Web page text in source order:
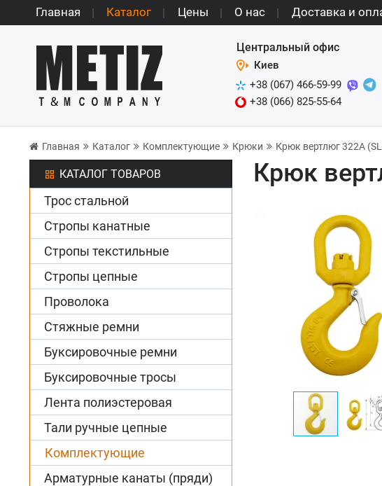
Главная Каталог Цены О нас Доставка и
Центральный офис
Киев
+38 (067) 466-59-99
+38 (066) 825-55-64
Главная Каталог Комплектующие Крюки Крюк вертлюг 322А
КАТАЛОГ ТОВАРОВ
Трос стальной
Стропы канатные
Стропы текстильные
Стропы цепные
Проволока
Стяжные ремни
Буксировочные ремни
Буксировочные тросы
Лента полиэстеровая
Тали ручные цепные
Комплектующие
Арматурные канаты (пряди)
Крюк